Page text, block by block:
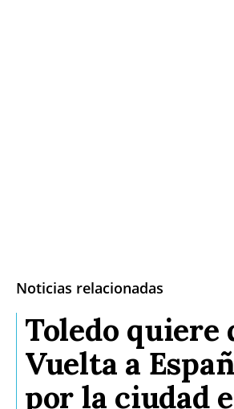
Noticias relacionadas
Toledo quiere
Vuelta a
por la ciudad